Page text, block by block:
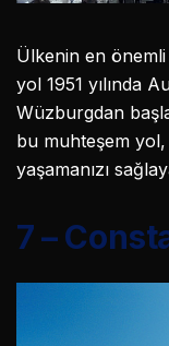
Ülkenin en
yol 1951 yılında
Wüzburgdan
bu muhteşem
yaşamanızı
7 –